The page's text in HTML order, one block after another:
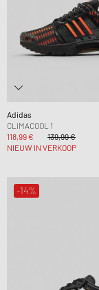
Adidas
CLIMACOOL 1
118,99 €
139,99 €
NIEUW IN VERKOOP
-14%